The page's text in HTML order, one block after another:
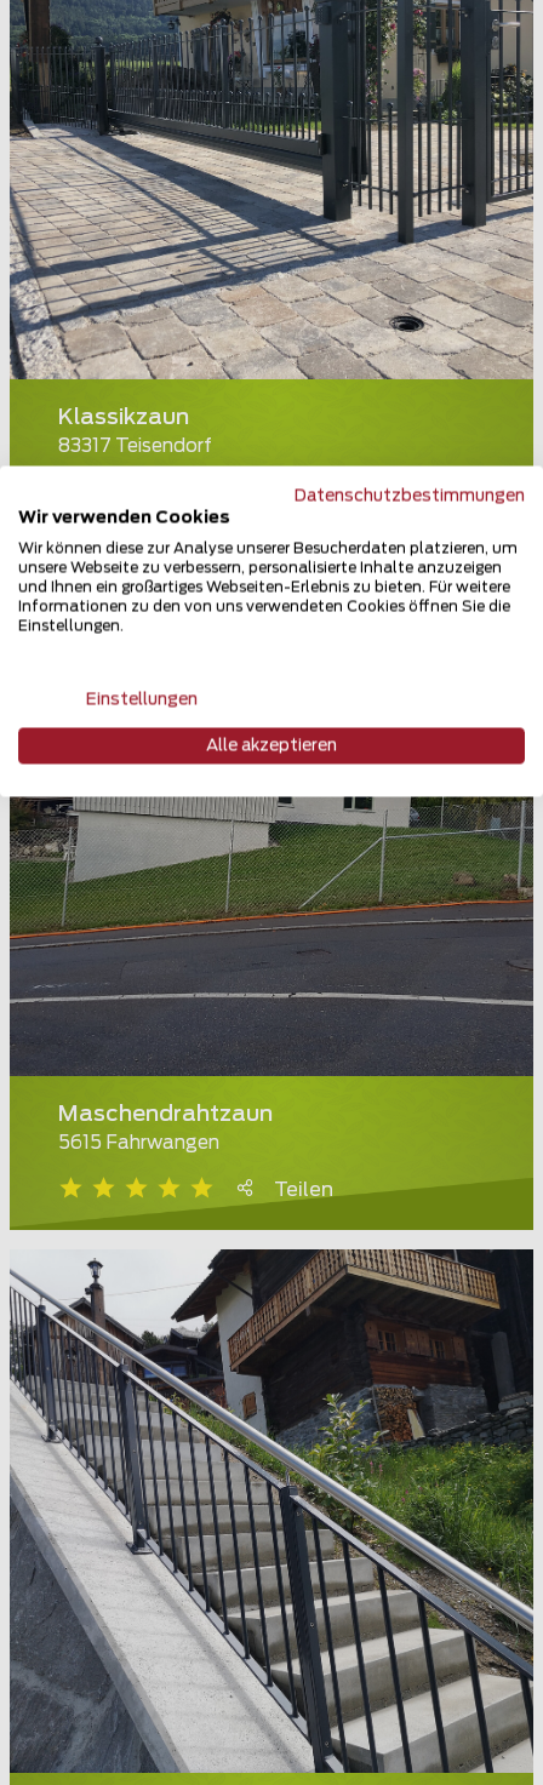
Klassikzaun
83317 Teisendorf
Teilen
Maschendrahtzaun
5615 Fahrwangen
Teilen
Datenschutzbestimmungen
Wir verwenden Cookies
Wir können diese zur Analyse unserer Besucherdaten platzieren, um
unsere Webseite zu verbessern, personalisierte Inhalte anzuzeigen
und Ihnen ein großartiges Webseiten-Erlebnis zu bieten. Für weitere
Informationen zu den von uns verwendeten Cookies öffnen Sie die
Einstellungen.
Einstellungen
Alle akzeptieren